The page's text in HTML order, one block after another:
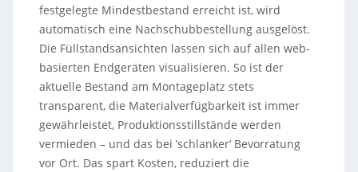
festgelegte Mindestbestand erreicht ist, wird
automatisch eine Nachschub­bestellung ausgelöst.
Die Füllstandsansichten lassen sich auf allen web-
basierten Endgeräten visualisieren. So ist der
aktuelle Bestand am Montageplatz stets
transparent, die Materialverfügbarkeit ist immer
gewährleistet, Produktionsstillstände werden
vermieden – und das bei ’schlanker‘ Bevorratung
vor Ort. Das spart Kosten, reduziert die